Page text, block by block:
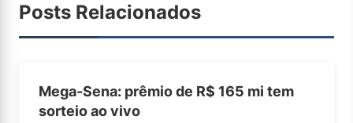
Posts Relacionados
Mega-Sena: prêmio de R$ 165 mi tem
sorteio ao vivo